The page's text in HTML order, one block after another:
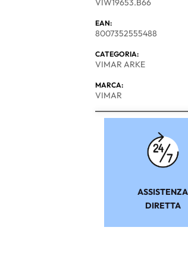
VIW19653.B66
EAN:
8007352555488
CATEGORIA:
VIMAR ARKE
MARCA:
VIMAR
ASSISTENZA
DIRETTA